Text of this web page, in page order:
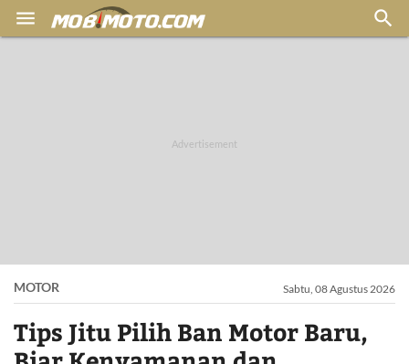
 
MOTOR Sabtu, 08 Agustus 2026
Tips Jitu Pilih Ban Motor Baru,